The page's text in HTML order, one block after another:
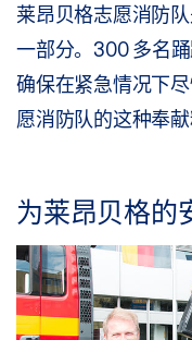
莱昂贝格志愿消防
一部分。300 多名
确保在紧急情况下
愿消防队的这种奉
为莱昂贝格的